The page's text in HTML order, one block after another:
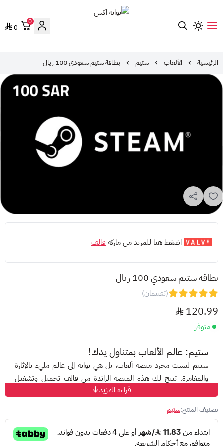
0
0
الرئيسية الألعاب ستيم بطاقة ستيم سعودي 100 ريال
اضغط هنا للمزيد من ماركة فالف
بطاقة ستيم سعودي 100 ريال
(تقييمان)
120.99
متوفر
ستيم: عالم الألعاب بمتناول يدك!
ستيم ليست مجرد منصة ألعاب، بل هي بوابة إلى عالم مليء بالإثارة
والمغامرة. تتيح لك هذه المنصة الرائدة من فالف تحميل وتشغيل
الألعاب من مختلف المطورين، بدءًا من الاستوديوهات المستقلة
الصغيرة وصولًا إلى كبار شركات الألعاب العالمية.
ولكن، كيف يمكنك الاستمتاع بكل ما تقدمه ستيم دون قيود؟
هنا تأتي بطاقات ستيم لتلعب دورها!
بطاقات ستيمهي بطاقات مسبقة الدفع تتيح لك إضافة رصيد إلى
قراءة المزيد
تصنيف المنتج:ستيم